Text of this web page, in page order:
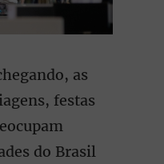
as
festas
do Brasil